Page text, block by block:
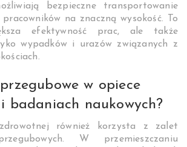
bezpieczne transportowanie
na znaczną wysokość. To
efektywność prac, ale także
wypadków i urazów związanych z
w opiece
badaniach naukowych?
również korzysta z zalet
W przemieszczaniu